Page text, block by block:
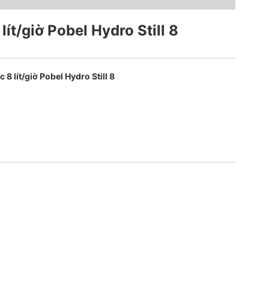
giờ Pobel Hydro Still 8
8 lít/giờ Pobel Hydro Still 8